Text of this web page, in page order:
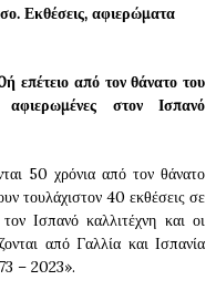
Εκθέσεις, αφιερώματα
επέτειο από τον θάνατο του
αφιερωμένες στον Ισπανό
50 χρόνια από τον θάνατο
τουλάχιστον 40 εκθέσεις σε
Ισπανό καλλιτέχνη και οι
από Γαλλία και Ισπανία
– 2023».